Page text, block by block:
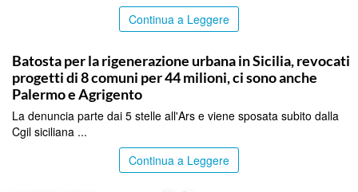
Continua a Leggere
Batosta per la rigenerazione urbana in Sicilia, revocati
progetti di 8 comuni per 44 milioni, ci sono anche
Palermo e Agrigento
La denuncia parte dai 5 stelle all'Ars e viene sposata subito dalla
Cgil siciliana ...
Continua a Leggere